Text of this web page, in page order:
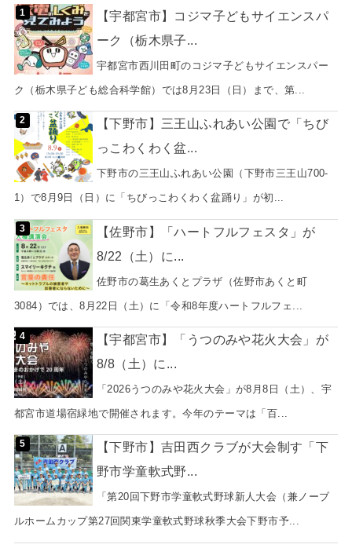
【宇都宮市】コジマ子どもサイエンスパ
ーク（栃木県子...
宇都宮市西川田町のコジマ子どもサイエンスパー
ク（栃木県子ども総合科学館）では8月23日（日）まで、第...
【下野市】三王山ふれあい公園で「ちび
っこわくわく盆...
下野市の三王山ふれあい公園（下野市三王山700-
1）で8月9日（日）に「ちびっこわくわく盆踊り」が初...
【佐野市】「ハートフルフェスタ」が
8/22（土）に...
佐野市の葛生あくとプラザ（佐野市あくと町
3084）では、8月22日（土）に「令和8年度ハートフルフェ...
【宇都宮市】「うつのみや花火大会」が
8/8（土）に...
「2026うつのみや花火大会」が8月8日（土）、宇
都宮市道場宿緑地で開催されます。今年のテーマは「百...
【下野市】吉田西クラブが大会制す「下
野市学童軟式野...
「第20回下野市学童軟式野球新人大会（兼ノーブ
ルホームカップ第27回関東学童軟式野球秋季大会下野市予...